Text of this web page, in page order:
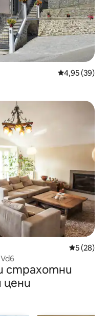
Средна
4,95 (39)
Средна
5 (28)
страхотни
цени